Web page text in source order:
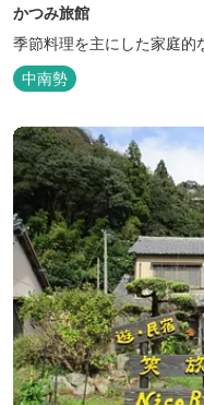
かつみ旅館
季節料理を主にした家庭的
中南勢